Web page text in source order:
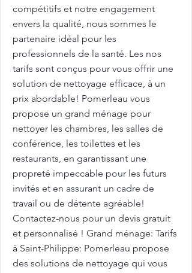
compétitifs et notre engagement
envers la qualité, nous sommes le
partenaire idéal pour les
professionnels de la santé. Les nos
tarifs sont conçus pour vous offrir une
solution de nettoyage efficace, à un
prix abordable! Pomerleau vous
propose un grand ménage pour
nettoyer les chambres, les salles de
conférence, les toilettes et les
restaurants, en garantissant une
propreté impeccable pour les futurs
invités et en assurant un cadre de
travail ou de détente agréable!
Contactez-nous pour un devis gratuit
et personnalisé ! Grand ménage: Tarifs
à Saint-Philippe: Pomerleau propose
des solutions de nettoyage qui vous